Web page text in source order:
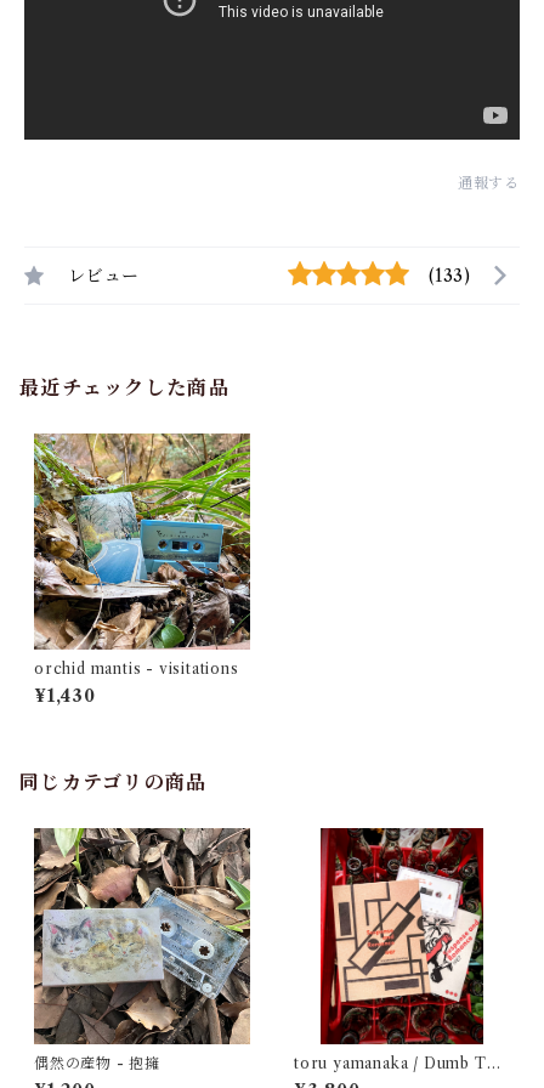
通報する
レビュー (133)
最近チェックした商品
orchid mantis - visitations
¥1,430
同じカテゴリの商品
偶然の産物 - 抱擁
toru yamanaka / Dumb Typ
e - Suspense and Romance